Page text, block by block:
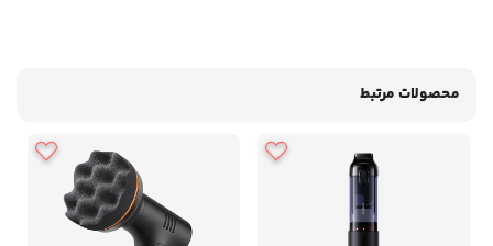
محصولات مرتبط